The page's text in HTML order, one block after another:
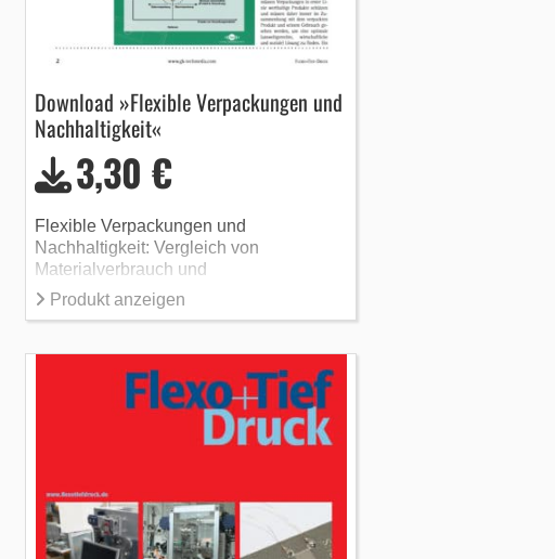
Download »Flexible Verpackungen und
Nachhaltigkeit«
3,30 €
Flexible Verpackungen und
Nachhaltigkeit: Vergleich von
Materialverbrauch und
Energieeinsparungen zu anderen
Verpackungsarten
Produkt anzeigen